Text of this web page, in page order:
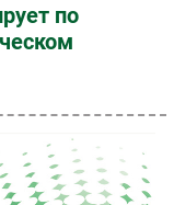
по